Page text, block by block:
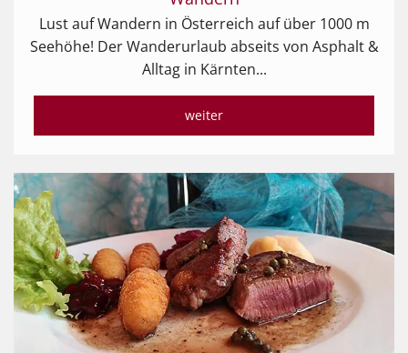
Lust auf Wandern in Österreich auf über 1000 m
Seehöhe! Der Wanderurlaub abseits von Asphalt &
Alltag in Kärnten...
weiter